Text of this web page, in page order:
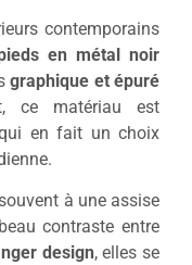
contemporains
en métal noir
graphique et épuré
ce matériau est
en fait un choix
à une assise
contraste entre
design, elles se